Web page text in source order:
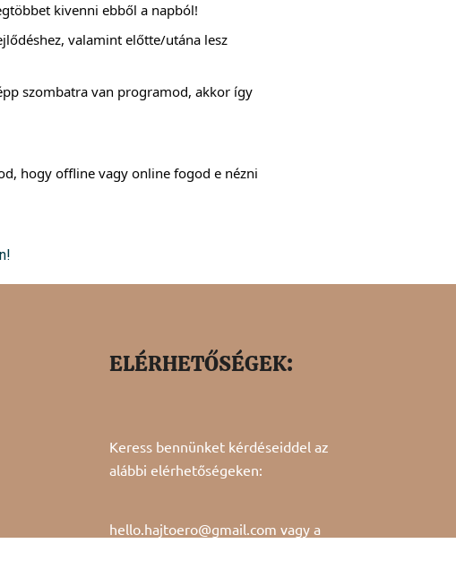
kivenni ebből a napból!
valamint előtte/utána lesz
szombatra van programod, akkor így
hogy offline vagy online fogod e nézni
ELÉRHETŐSÉGEK:
Keress bennünket kérdéseiddel az
alábbi elérhetőségeken:
hello.hajtoero@gmail.com vagy a